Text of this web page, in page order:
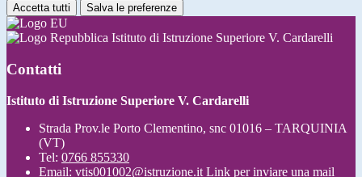
Accetta tutti Salva le preferenze
Istituto di Istruzione Superiore V. Cardarelli
Contatti
Istituto di Istruzione Superiore V. Cardarelli
Strada Prov.le Porto Clementino, snc 01016 – TARQUINIA
(VT)
Tel: 0766 855330
Email: vtis001002@istruzione.it Link per inviare una mail